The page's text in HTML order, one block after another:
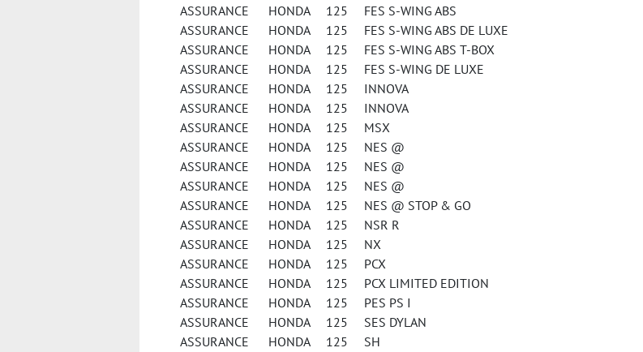
ASSURANCE HONDA 125 FES S-WING ABS
ASSURANCE HONDA 125 FES S-WING ABS DE LUXE
ASSURANCE HONDA 125 FES S-WING ABS T-BOX
ASSURANCE HONDA 125 FES S-WING DE LUXE
ASSURANCE HONDA 125 INNOVA
ASSURANCE HONDA 125 INNOVA
ASSURANCE HONDA 125 MSX
ASSURANCE HONDA 125 NES @
ASSURANCE HONDA 125 NES @
ASSURANCE HONDA 125 NES @
ASSURANCE HONDA 125 NES @ STOP & GO
ASSURANCE HONDA 125 NSR R
ASSURANCE HONDA 125 NX
ASSURANCE HONDA 125 PCX
ASSURANCE HONDA 125 PCX LIMITED EDITION
ASSURANCE HONDA 125 PES PS I
ASSURANCE HONDA 125 SES DYLAN
ASSURANCE HONDA 125 SH